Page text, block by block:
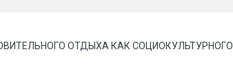
ОТДЫХА КАК СОЦИОКУЛЬТУРНОГО